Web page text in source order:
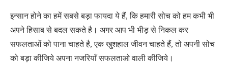
इन्सान होने का हमें सबसे बड़ा फायदा ये हैं, कि हमारी सोच को हम कभी भी
अपने हिसाब से बदल सकते है। अगर आप भी भीड़ से निकल कर
सफलताओं को पाना चाहते है, एक खुशहाल जीवन चाहते हैं, तो अपनी सोच
को बड़ा कीजिये अपना नजरियाँ सफलताओ वाली कीजिये।